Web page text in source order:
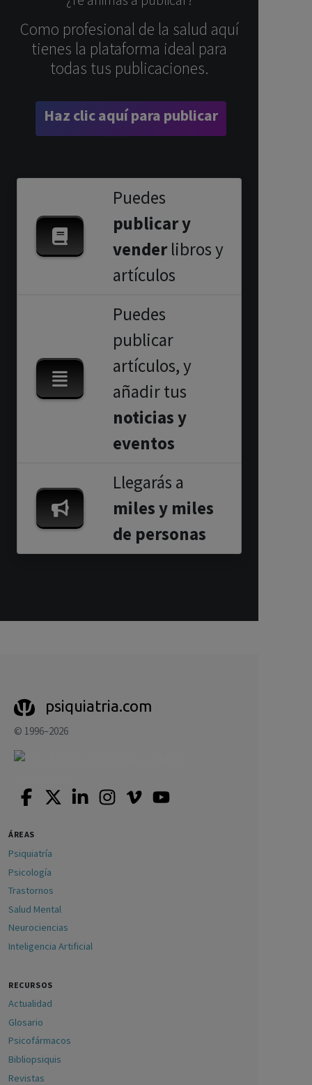
Como profesional de la salud aquí
tienes la plataforma ideal para
todas tus publicaciones.
Haz clic aquí para publicar
Puedes
publicar y
venderlibros y
artículos
Puedes
publicar
artículos, y
añadir tus
noticias y
eventos
Llegarás a
miles y miles
de personas
psiquiatria.com
© 1996–2026
ÁREAS
Psiquiatría
Psicología
Trastornos
Salud Mental
Neurociencias
Inteligencia Artificial
RECURSOS
Actualidad
Glosario
Psicofármacos
Bibliopsiquis
Revistas